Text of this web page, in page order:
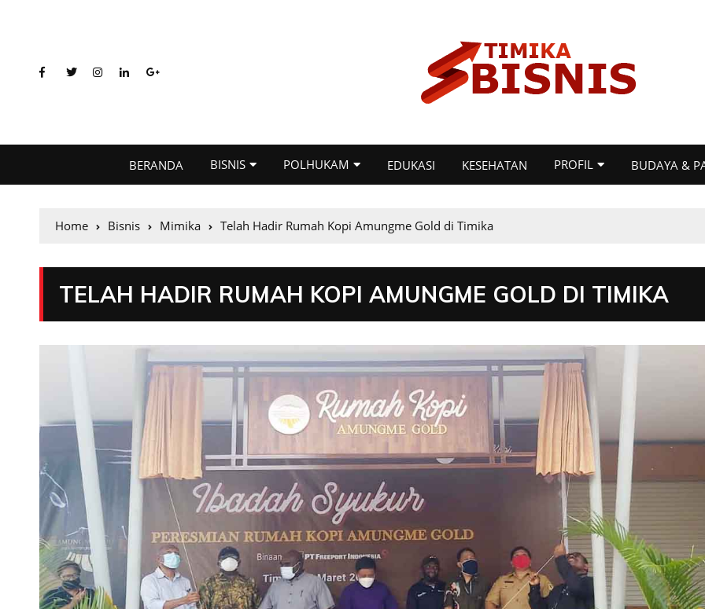
BERANDA BISNIS POLHUKAM EDUKASI KESEHATAN PROFIL BUDAYA &
Home Bisnis Mimika Telah Hadir Rumah Kopi Amungme Gold di Timika
TELAH HADIR RUMAH KOPI AMUNGME GOLD DI TIMIKA